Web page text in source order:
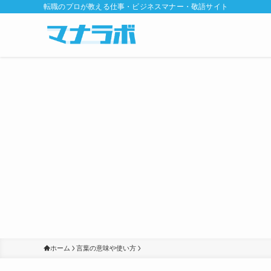
転職のプロが教える仕事・ビジネスマナー・敬語サイト
ホーム 言葉の意味や使い方